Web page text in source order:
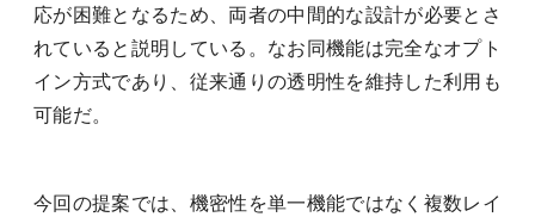
応が困難となるため、両者の中間的な設計が必要とさ
れていると説明している。なお同機能は完全なオプト
イン方式であり、従来通りの透明性を維持した利用も
可能だ。
今回の提案では、機密性を単一機能ではなく複数レイ